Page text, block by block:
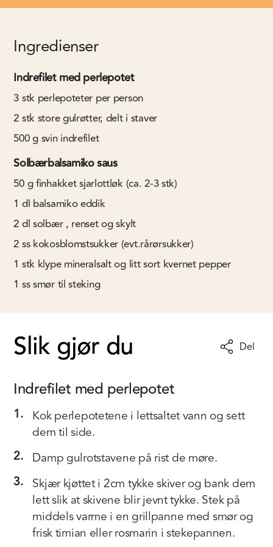
Ingredienser
Indrefilet med perlepotet
3stk perlepoteter per person
2stkstore gulrøtter, delt i staver
500gsvin indrefilet
Solbærbalsamiko saus
50gfinhakket sjarlottløk (ca. 2-3 stk)
1 dl balsamiko eddik
2dlsolbær , renset og skylt
2ss kokosblomstsukker (evt.rårørsukker)
1 stk klype mineralsalt og litt sort kvernet pepper
1 sssmør til steking
Slik gjør du Del
Indrefilet med perlepotet
1. Kok perlepotetene i lettsaltet vann og sett
dem til side.
2. Damp gulrotstavene på rist de møre.
3. Skjær kjøttet i 2cm tykke skiver og bank dem
lett slik at skivene blir jevnt tykke. Stek på
middels varme i en grillpanne med smør og
frisk timian eller rosmarin i stekepannen.